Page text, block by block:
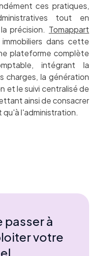
ces pratiques,
tout en
précision. Tomappart
dans cette
plateforme complète
intégrant la
charges, la génération
et le suivi centralisé de
ainsi de consacrer
l'administration.
passer à
votre